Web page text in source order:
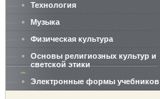
Технология
Музыка
Физическая культура
Основы религиозных культур и
светской этики
Электронные формы учебников